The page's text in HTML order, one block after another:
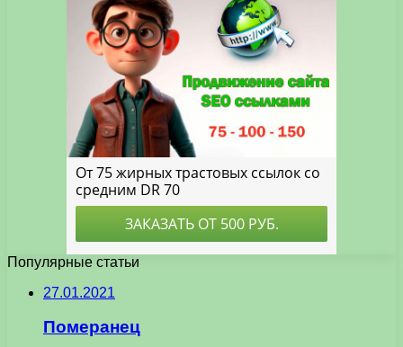
Популярные статьи
27.01.2021
Померанец